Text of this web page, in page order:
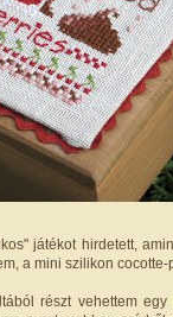
játékot hirdetett,
a mini szilikon
részt vehettem egy